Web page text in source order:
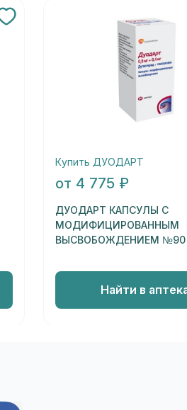
Купить ДУОДАРТ
от 4 775 ₽
ДУОДАРТ КАПСУЛЫ С
МОДИФИЦИРОВАННЫМ
ВЫСВОБОЖДЕНИЕМ №90
Найти в